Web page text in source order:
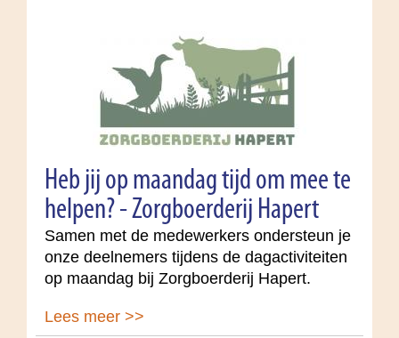
Heb jij op maandag tijd om mee te
helpen? - Zorgboerderij Hapert
Samen met de medewerkers ondersteun je
onze deelnemers tijdens de dagactiviteiten
op maandag bij Zorgboerderij Hapert.
Lees meer >>